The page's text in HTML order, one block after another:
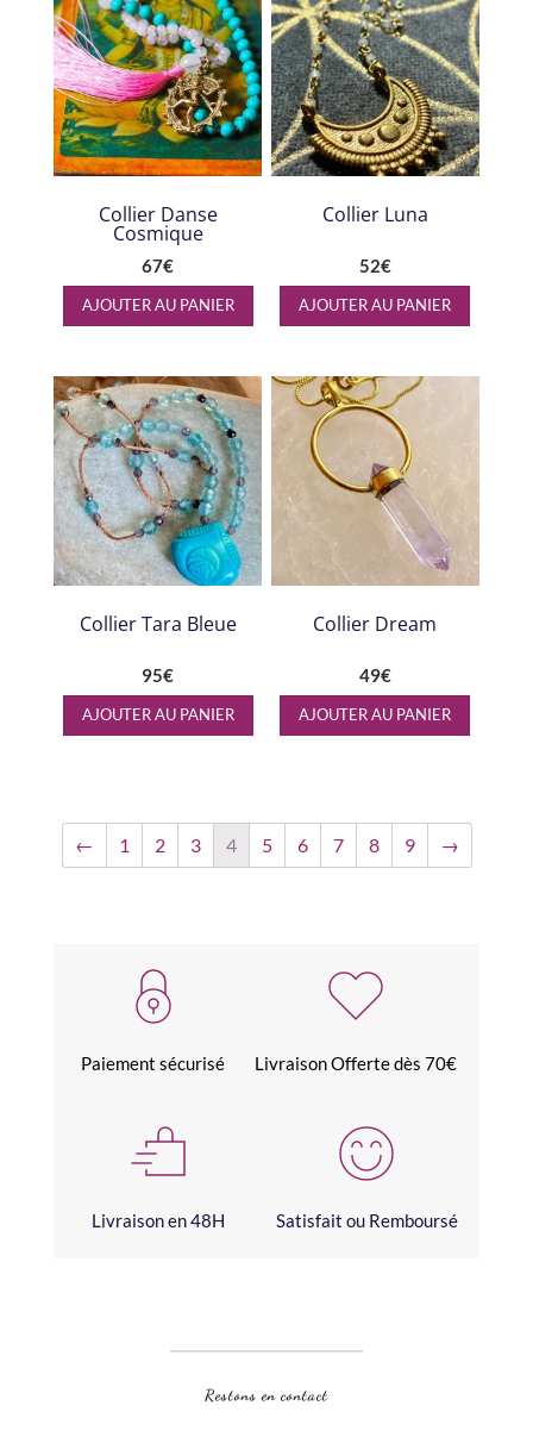
Collier Luna
52€
AJOUTER AU PANIER
Collier Danse
Cosmique
67€
AJOUTER AU PANIER
Collier Dream
49€
AJOUTER AU PANIER
Collier Tara Bleue
95€
AJOUTER AU PANIER
← 1 2 3 4 5 6 7 8 9 →
Paiement sécurisé Livraison Offerte dès 70€
Livraison en 48H Satisfait ou Remboursé
Restons en contact